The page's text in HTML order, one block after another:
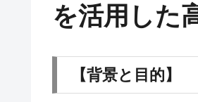
を活用した
【背景と目的】